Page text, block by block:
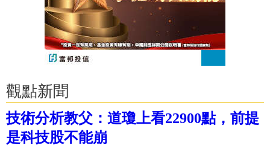
觀點新聞
技術分析教父：道瓊上看22900點，前提
是科技股不能崩